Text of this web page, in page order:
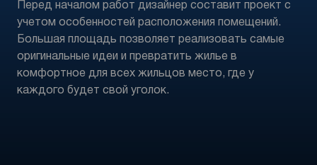
Перед началом работ дизайнер составит проект с
учетом особенностей расположения помещений.
Большая площадь позволяет реализовать самые
оригинальные идеи и превратить жилье в
комфортное для всех жильцов место, где у
каждого будет свой уголок.